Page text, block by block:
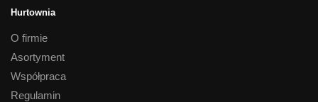
Hurtownia
O firmie
Asortyment
Współpraca
Regulamin